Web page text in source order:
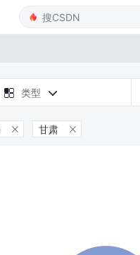
 类型 
 甘肃 